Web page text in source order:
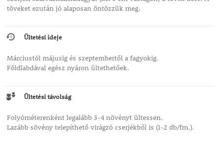
töveket ezután jó alaposan öntözzük meg.
Ültetési ideje
Márciustól májusig és szeptembertől a fagyokig.
Földlabdával egész nyáron ültethetőek.
Ültetési távolság
Folyóméterenként legalább 3-4 növényt ültessen.
Lazább sövény telepíthető virágzó cserjékből is (1-2 db/fm.).